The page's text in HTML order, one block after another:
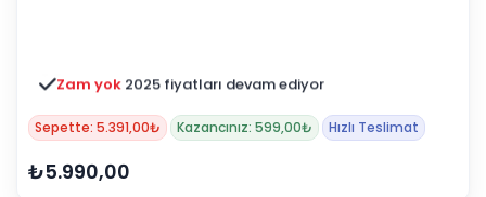
Zam yok 2025 fiyatları devam ediyor
Sepette: 5.391,00₺ Kazancınız: 599,00₺ Hızlı Teslimat
₺5.990,00